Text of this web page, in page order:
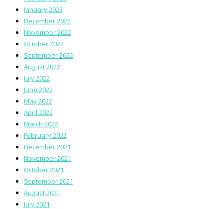
January 2023
December 2022
November 2022
October 2022
September 2022
August 2022
July 2022
June 2022
May 2022
April 2022
March 2022
February 2022
December 2021
November 2021
October 2021
September 2021
August 2021
July 2021